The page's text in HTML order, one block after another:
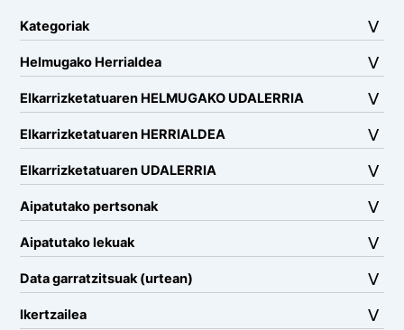
Kategoriak
Helmugako Herrialdea
Elkarrizketatuaren HELMUGAKO UDALERRIA
Elkarrizketatuaren HERRIALDEA
Elkarrizketatuaren UDALERRIA
Aipatutako pertsonak
Aipatutako lekuak
Data garratzitsuak (urtean)
Ikertzailea